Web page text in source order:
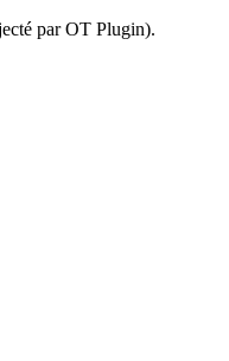
par OT Plugin).